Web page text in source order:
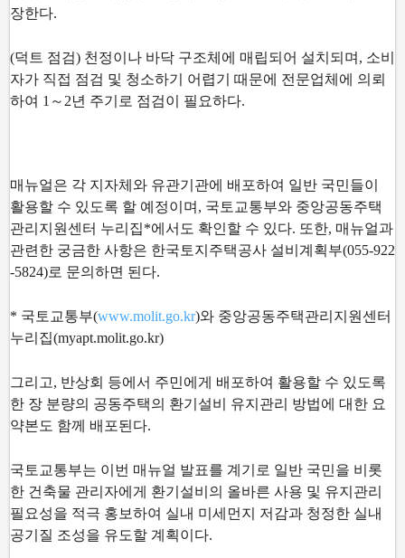
장한다.
(덕트 점검) 천정이나 바닥 구조체에 매립되어 설치되며, 소비
자가 직접 점검 및 청소하기 어렵기 때문에 전문업체에 의뢰
하여 1～2년 주기로 점검이 필요하다.
매뉴얼은 각 지자체와 유관기관에 배포하여 일반 국민들이
활용할 수 있도록 할 예정이며, 국토교통부와 중앙공동주택
관리지원센터 누리집*에서도 확인할 수 있다. 또한, 매뉴얼과
관련한 궁금한 사항은 한국토지주택공사 설비계획부(055-922
-5824)로 문의하면 된다.
* 국토교통부(www.molit.go.kr)와 중앙공동주택관리지원센터
누리집(myapt.molit.go.kr)
그리고, 반상회 등에서 주민에게 배포하여 활용할 수 있도록
한 장 분량의 공동주택의 환기설비 유지관리 방법에 대한 요
약본도 함께 배포된다.
국토교통부는 이번 매뉴얼 발표를 계기로 일반 국민을 비롯
한 건축물 관리자에게 환기설비의 올바른 사용 및 유지관리
필요성을 적극 홍보하여 실내 미세먼지 저감과 청정한 실내
공기질 조성을 유도할 계획이 다.